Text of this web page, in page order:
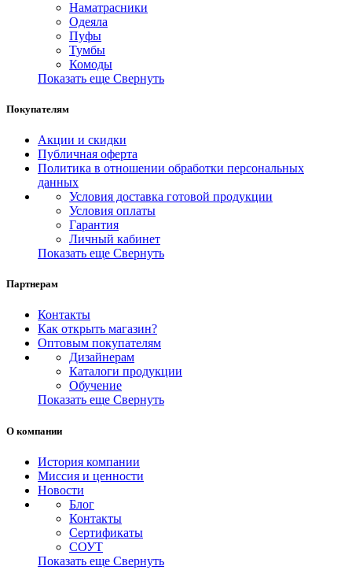
Наматрасники
Одеяла
Пуфы
Тумбы
Комоды
Показать еще Свернуть
Покупателям
Акции и скидки
Публичная оферта
Политика в отношении обработки персональных
данных
Условия доставка готовой продукции
Условия оплаты
Гарантия
Личный кабинет
Показать еще Свернуть
Партнерам
Контакты
Как открыть магазин?
Оптовым покупателям
Дизайнерам
Каталоги продукции
Обучение
Показать еще Свернуть
О компании
История компании
Миссия и ценности
Новости
Блог
Контакты
Сертификаты
СОУТ
Показать еще Свернуть